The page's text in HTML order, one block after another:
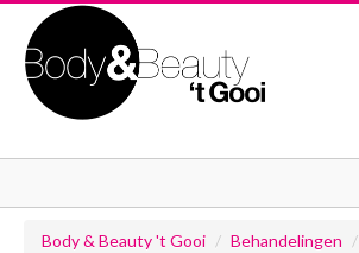
Body & Beauty 't Gooi / Behandelingen /